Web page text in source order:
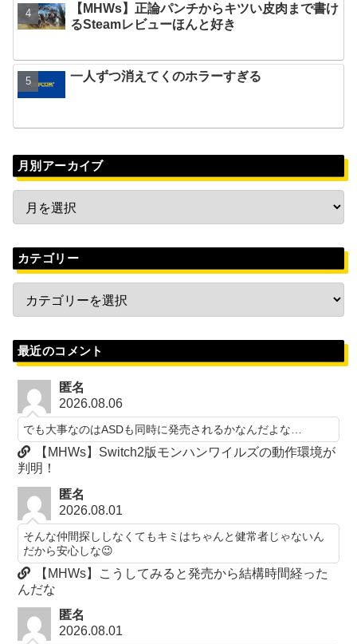
【MHWs】正論パンチからキツい皮肉まで書け
るSteamレビューほんと好き
一人ずつ消えてくのホラーすぎる
月別アーカイブ
カテゴリー
最近のコメント
匿名
2026.08.06
でも大事なのはASDも同時に発売されるかなんだよな…
【MHWs】Switch2版モンハンワイルズの動作環境が
判明！
匿名
2026.08.01
そんな仲間探ししなくてもキミはちゃんと健常者じゃないん
だから安心しな😉
【MHWs】こうしてみると発売から結構時間経った
んだな
匿名
2026.08.01